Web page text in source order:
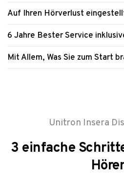
Auf Ihren Hörverlust
6 Jahre Bester Service
Mit Allem, Was Sie zum Start
Unitron Insera
3 einfache